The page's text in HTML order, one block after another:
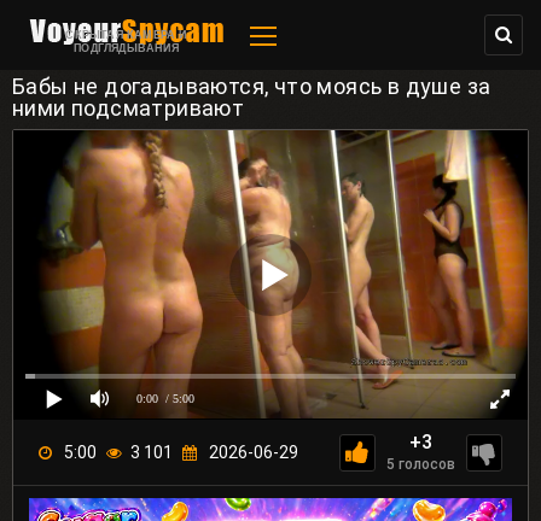
СКРЫТАЯ КАМЕРА И
ПОДГЛЯДЫВАНИЯ
Бабы не догадываются, что моясь в душе за
ними подсматривают
0:00 / 5:00
5:00 3 101 2026-06-29 +3
5 голосов